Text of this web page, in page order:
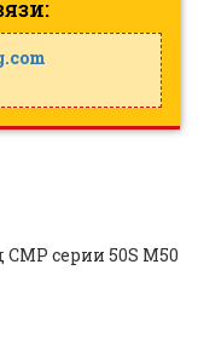
серии 50S M50